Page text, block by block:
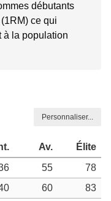
débutants
ce qui
à la population
Personnaliser...
Av.
Élite
55
78
60 83